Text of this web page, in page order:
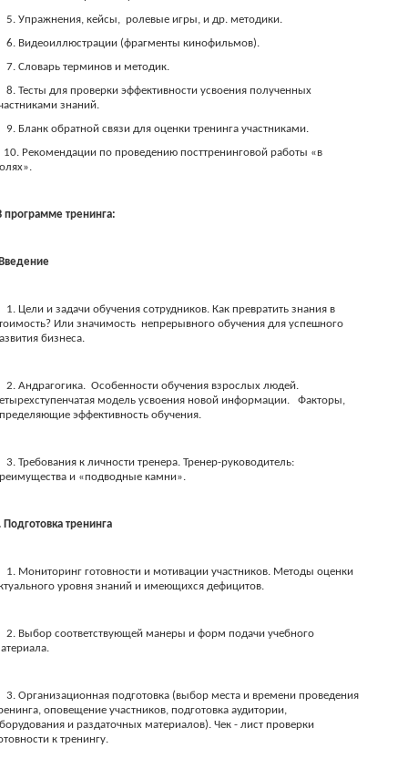
5. Упражнения, кейсы, ролевые игры, и др. методики.
6. Видеоиллюстрации (фрагменты кинофильмов).
7. Словарь терминов и методик.
8. Тесты для проверки эффективности усвоения полученных
знаний.
9. Бланк обратной связи для оценки тренинга участниками.
10. Рекомендации по проведению посттренинговой работы «в
программе тренинга:
1. Цели и задачи обучения сотрудников. Как превратить знания в
Или значимость непрерывного обучения для успешного
бизнеса.
2. Андрагогика. Особенности обучения взрослых людей.
модель усвоения новой информации.
Факторы,
эффективность обучения.
3. Требования к личности тренера. Тренер-руководитель:
и «подводные камни».
Подготовка тренинга
1. Мониторинг готовности и мотивации участников. Методы оценки
уровня знаний и имеющихся дефицитов.
2. Выбор соответствующей манеры и форм подачи учебного
3. Организационная подготовка (выбор места и времени проведения
оповещение участников, подготовка аудитории,
и раздаточных материалов). Чек - лист проверки
к тренингу.